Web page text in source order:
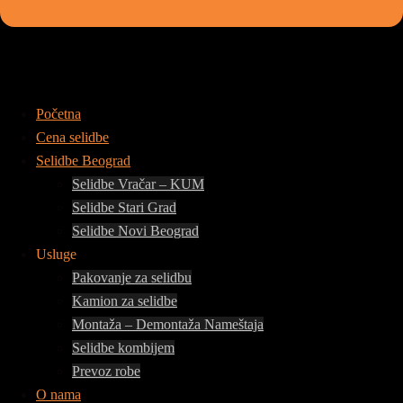
Početna
Cena selidbe
Selidbe Beograd
Selidbe Vračar – KUM
Selidbe Stari Grad
Selidbe Novi Beograd
Usluge
Pakovanje za selidbu
Kamion za selidbe
Montaža – Demontaža Nameštaja
Selidbe kombijem
Prevoz robe
O nama